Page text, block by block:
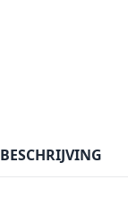
BESCHRIJVING